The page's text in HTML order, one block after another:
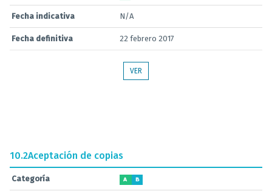
Fecha indicativa N/A
Fecha definitiva 22 febrero 2017
VER
10.2Aceptación de copias
Categoría A B